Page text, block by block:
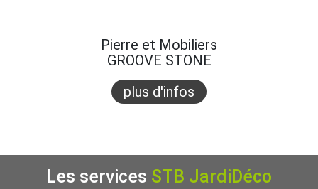
Pierre et Mobiliers
GROOVE STONE
plus d'infos
Les services STB JardiDéco